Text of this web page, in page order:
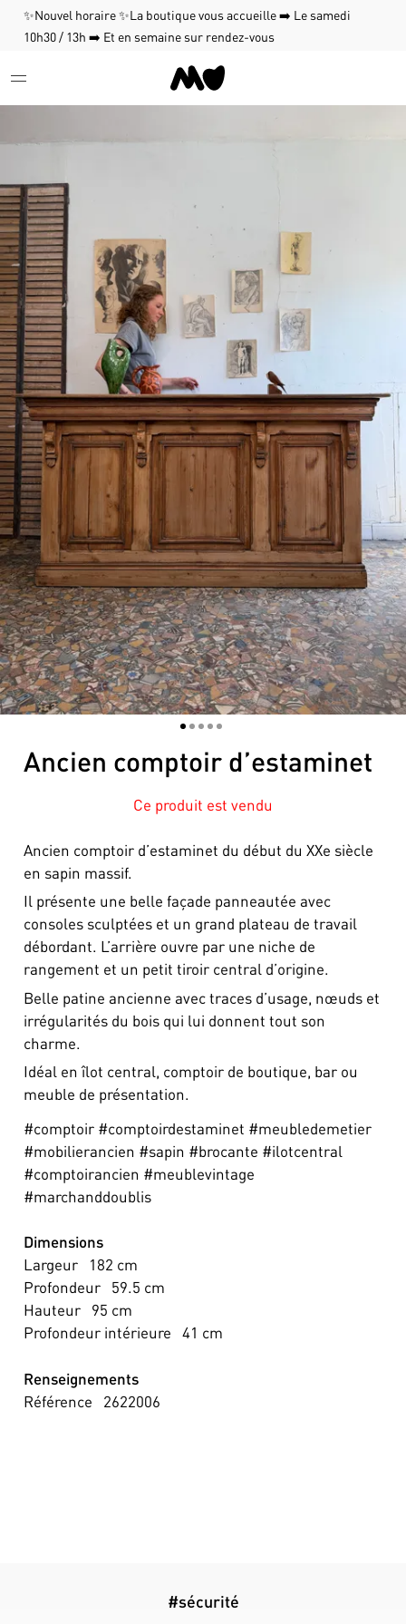
✨Nouvel horaire ✨La boutique vous accueille ➡️ Le samedi
10h30 / 13h ➡️ Et en semaine sur rendez-vous
12345
Ancien comptoir d’estaminet
Ce produit est vendu
Ancien comptoir d’estaminet du début du XXe siècle
en sapin massif.
Il présente une belle façade panneautée avec
consoles sculptées et un grand plateau de travail
débordant. L’arrière ouvre par une niche de
rangement et un petit tiroir central d’origine.
Belle patine ancienne avec traces d’usage, nœuds et
irrégularités du bois qui lui donnent tout son
charme.
Idéal en îlot central, comptoir de boutique, bar ou
meuble de présentation.
#comptoir #comptoirdestaminet #meubledemetier
#mobilierancien #sapin #brocante #ilotcentral
#comptoirancien #meublevintage
#marchanddoublis
Dimensions
Largeur
182 cm
Profondeur
59.5 cm
Hauteur
95 cm
Profondeur intérieure
41 cm
Renseignements
Référence
2622006
#sécurité